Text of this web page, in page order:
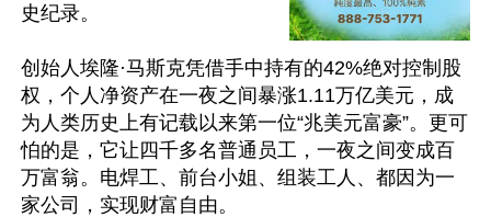
史纪录。
创始人埃隆·马斯克凭借手中持有的42%绝对控制股
权，个人净资产在一夜之间暴涨1.11万亿美元，成
为人类历史上有记载以来第一位“兆美元富豪”。更可
怕的是，它让四千多名普通员工，一夜之间变成百
万富翁。电焊工、前台小姐、组装工人、都因为一
家公司，实现财富自由。